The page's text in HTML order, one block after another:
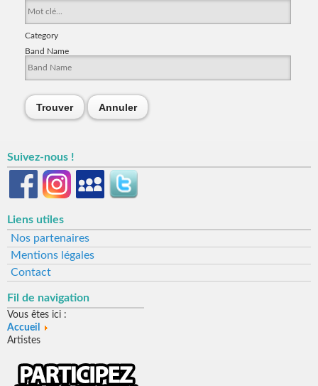
Category
Band Name
Trouver Annuler
Suivez-nous !
Liens utiles
Nos partenaires
Mentions légales
Contact
Fil de navigation
Vous êtes ici :
Accueil
Artistes